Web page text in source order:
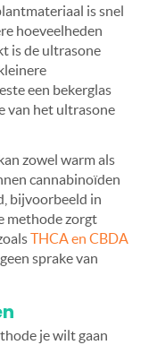
is snel
hoeveelheden
is de ultrasone
een bekerglas
van het ultrasone
zowel warm als
cannabinoïden
bijvoorbeeld in
methode zorgt
THCA en CBDA
sprake van
je wilt gaan